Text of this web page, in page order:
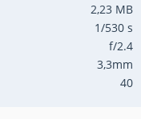
2,23 MB
1/530 s
f/2.4
3,3mm
40